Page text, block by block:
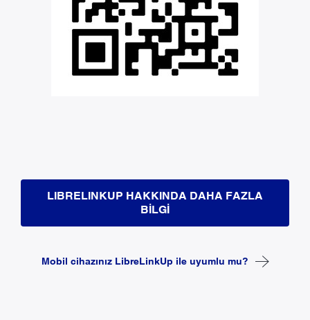
LIBRELINKUP HAKKINDA DAHA FAZLA
BILGI
Mobil cihazınız LibreLinkUp ile uyumlu mu?